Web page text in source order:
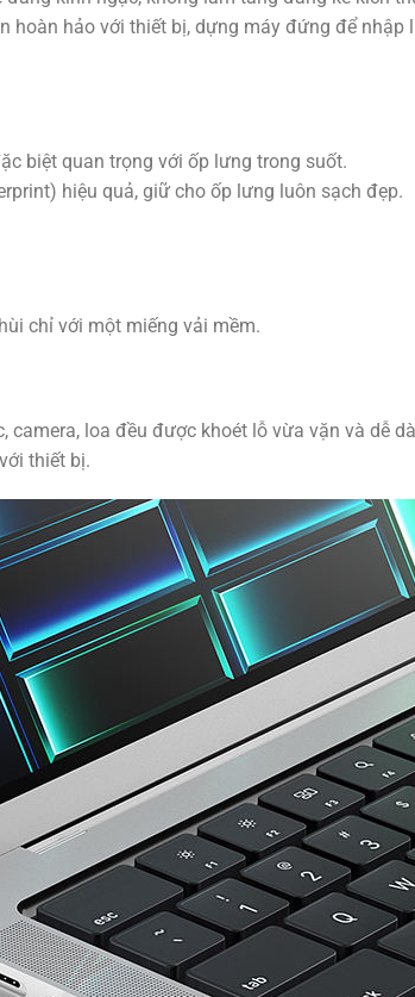
hảo với thiết bị, dựng máy đứng để nhập
biệt quan trọng với ốp lưng trong suốt.
hiệu quả, giữ cho ốp lưng luôn sạch đẹp.
chỉ với một miếng vải mềm.
loa đều được khoét lỗ vừa vặn và dễ
thiết bị.